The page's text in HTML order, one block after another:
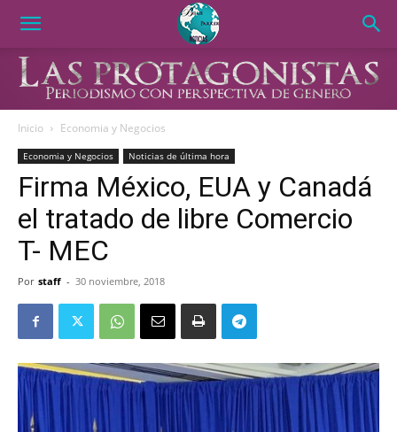
Inicio Economia y Negocios
Economia y Negocios Noticias de última hora
Firma México, EUA y Canadá
el tratado de libre Comercio
T- MEC
Por staff - 30 noviembre, 2018